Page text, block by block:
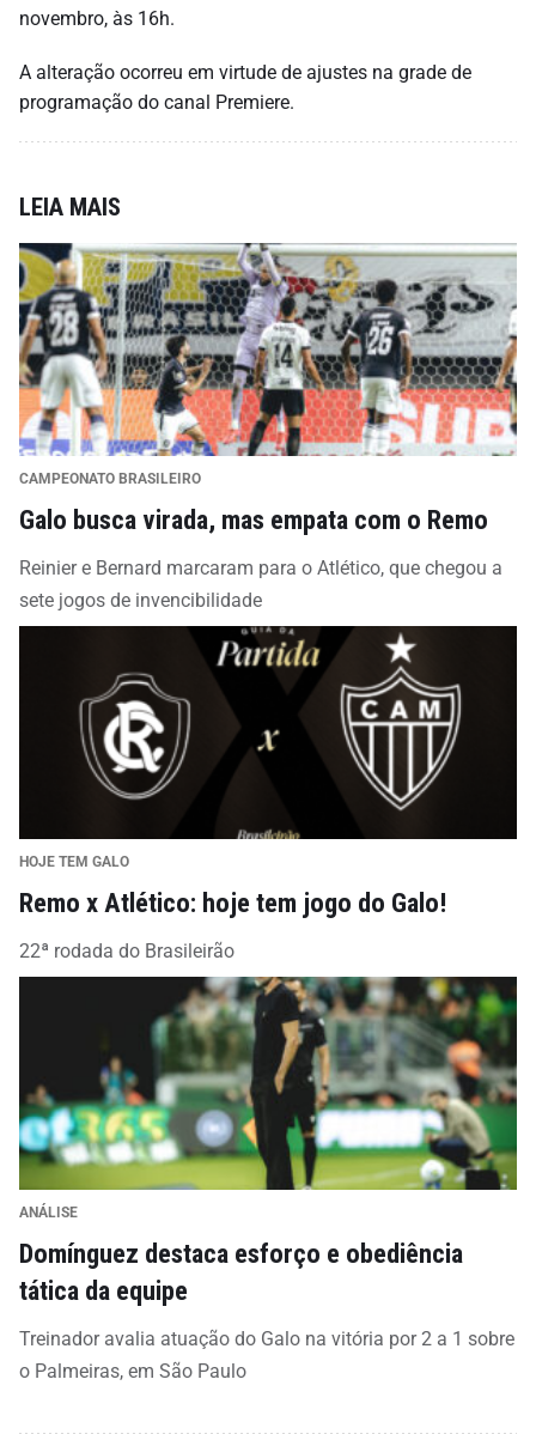
novembro, às 16h.
A alteração ocorreu em virtude de ajustes na grade de
programação do canal Premiere.
LEIA MAIS
CAMPEONATO BRASILEIRO
Galo busca virada, mas empata com o Remo
Reinier e Bernard marcaram para o Atlético, que chegou a
sete jogos de invencibilidade
HOJE TEM GALO
Remo x Atlético: hoje tem jogo do Galo!
22ª rodada do Brasileirão
ANÁLISE
Domínguez destaca esforço e obediência
tática da equipe
Treinador avalia atuação do Galo na vitória por 2 a 1 sobre
o Palmeiras, em São Paulo